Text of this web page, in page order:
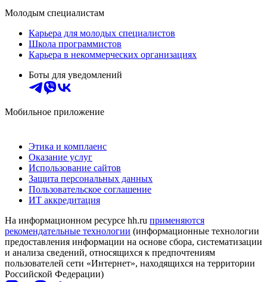
Молодым специалистам
Карьера для молодых специалистов
Школа программистов
Карьера в некоммерческих организациях
Боты для уведомлений
Мобильное приложение
Этика и комплаенс
Оказание услуг
Использование сайтов
Защита персональных данных
Пользовательское соглашение
ИТ аккредитация
На информационном ресурсе hh.ru применяются
рекомендательные технологии (информационные технологии
предоставления информации на основе сбора, систематизации
и анализа сведений, относящихся к предпочтениям
пользователей сети «Интернет», находящихся на территории
Российской Федерации)